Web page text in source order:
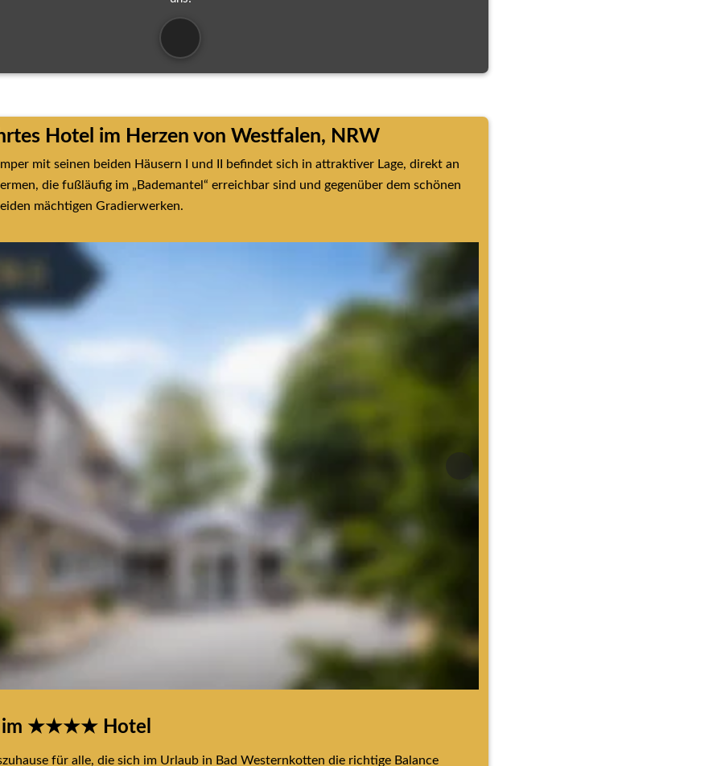
Hotel im Herzen von Westfalen, NRW
mit seinen beiden Häusern I und II befindet sich in attraktiver Lage, direkt an
die fußläufig im „Bademantel“ erreichbar sind und gegenüber dem schönen
mächtigen Gradierwerken.
im ★★★★ Hotel
für alle, die sich im Urlaub in Bad Westernkotten die richtige Balance